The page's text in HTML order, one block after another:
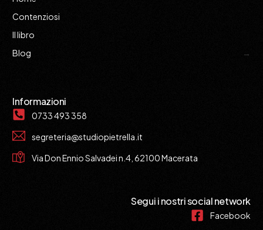
Contenziosi
Il libro
Blog
Informazioni
0733 493 358
segreteria@studiopietrella.it
Via Don Ennio Salvadei n.4, 62100 Macerata
Segui i nostri social network
Facebook